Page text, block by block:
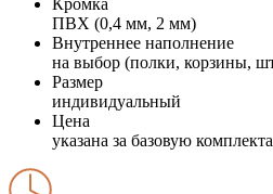
ПВХ (0,4 мм, 2 мм)
Внутреннее наполнение
на выбор (полки, корзины,
Размер
индивидуальный
Цена
указана за базовую